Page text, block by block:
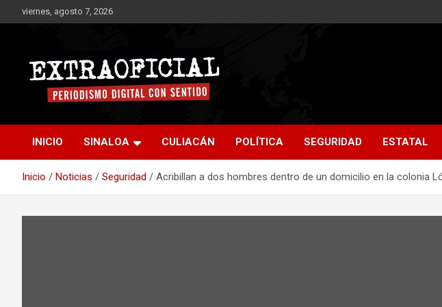
al
viernes, agosto 7, 2026
Extraoficial
INICIO SINALOA CULIACÁN POLÍTICA SEGURIDAD ESTATAL
Inicio Noticias Seguridad Acribillan a dos hombres dentro de un domicilio en la colonia